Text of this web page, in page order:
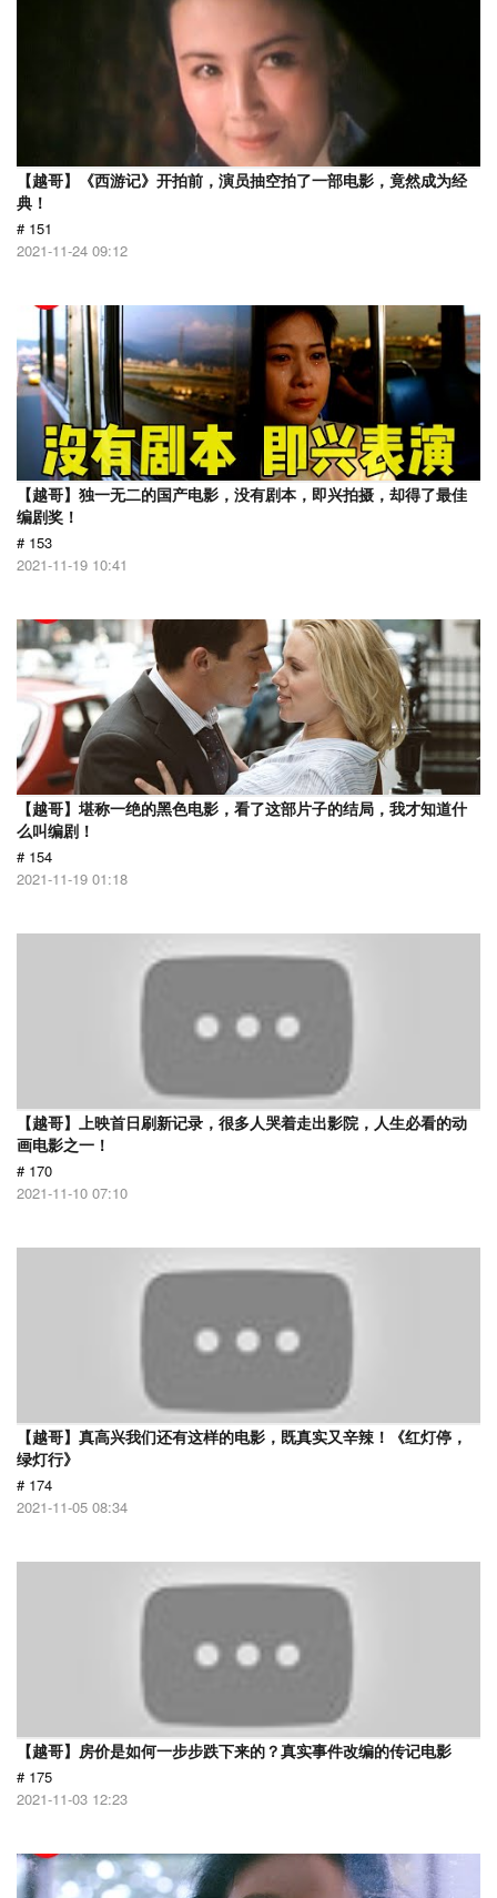
【越哥】《西游记》开拍前，演员抽空拍了一部电影，竟然成为经
典！
# 151
2021-11-24 09:12
【越哥】独一无二的国产电影，没有剧本，即兴拍摄，却得了最佳
编剧奖！
# 153
2021-11-19 10:41
【越哥】堪称一绝的黑色电影，看了这部片子的结局，我才知道什
么叫编剧！
# 154
2021-11-19 01:18
【越哥】上映首日刷新记录，很多人哭着走出影院，人生必看的动
画电影之一！
# 170
2021-11-10 07:10
【越哥】真高兴我们还有这样的电影，既真实又辛辣！《红灯停，
绿灯行》
# 174
2021-11-05 08:34
【越哥】房价是如何一步步跌下来的？真实事件改编的传记电影
# 175
2021-11-03 12:23